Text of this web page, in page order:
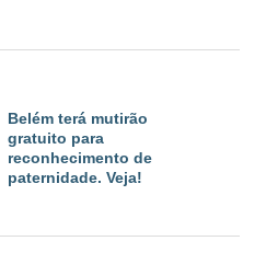
Belém terá mutirão
gratuito para
reconhecimento de
paternidade. Veja!